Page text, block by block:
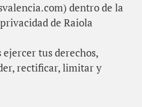
dentro de la
de Raiola
ejercer tus derechos,
rectificar, limitar y